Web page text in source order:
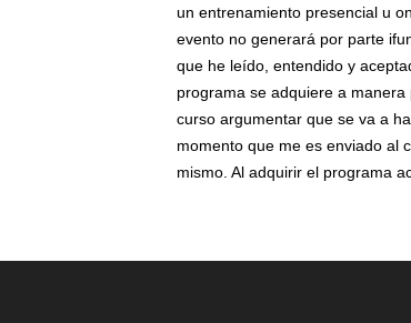
un entrenamiento presencial u
evento no generará por parte
que he leído, entendido y
programa se adquiere a
curso argumentar que se va a
momento que me es enviado al
mismo. Al adquirir el programa